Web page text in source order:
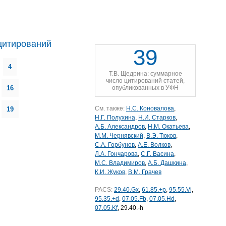
4
16
19
39
Т.В. Щедрина: суммарное
число цитирований статей,
опубликованных в УФН
См. также: Н.С. Коновалова,
Н.Г. Полухина, Н.И. Старков,
А.Б. Александров, Н.М. Окатьева,
М.М. Чернявский, В.Э. Тюков,
С.А. Горбунов, А.Е. Волков,
Л.А. Гончарова, С.Г. Васина,
М.С. Владимиров, А.Б. Дашкина,
К.И. Жуков, В.М. Грачев
PACS: 29.40.Gx, 61.85.+p, 95.55.Vj,
95.35.+d , 07.05.Fb, 07.05.Hd ,
07.05.Kf, 29.40.-h